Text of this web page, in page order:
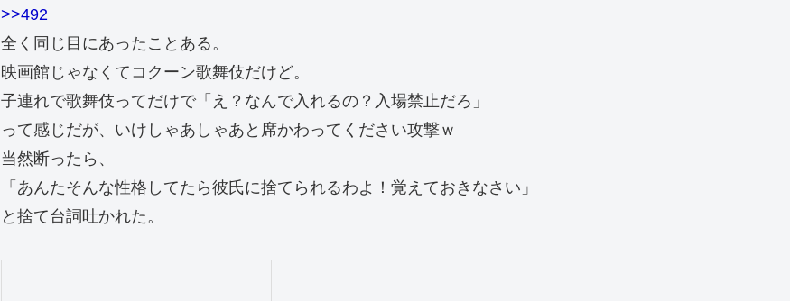
>>492
全く同じ目にあったことある。
映画館じゃなくてコクーン歌舞伎だけど。
子連れで歌舞伎ってだけで「え？なんで入れるの？入場禁止だろ」
って感じだが、いけしゃあしゃあと席かわってください攻撃ｗ
当然断ったら、
「あんたそんな性格してたら彼氏に捨てられるわよ！覚えておきなさい」
と捨て台詞吐かれた。